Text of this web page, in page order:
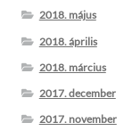
2018. május
2018. április
2018. március
2017. december
2017. november